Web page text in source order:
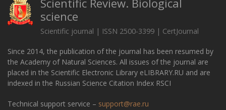
Scientific Review. Biological
science
Scientific journal | ISSN 2500-3399 | CertJournal
Since 2014, the publication of the journal has been resumed by
the Academy of Natural Sciences. All issues of the journal are
placed in the Scientific Electronic Library eLIBRARY.RU and are
indexed in the Russian Science Citation Index RSCI
Technical support service – support@rae.ru